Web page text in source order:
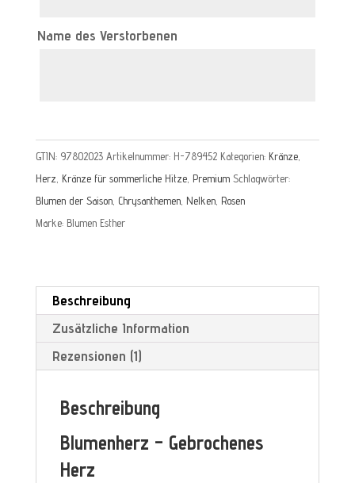
Name des Verstorbenen
GTIN: 97802023 Artikelnummer: H-789452 Kategorien: Kränze,
Herz Kränze für sommerliche Hitze, Premium Schlagwörter:
Blumen der Saison, Chrysanthemen, Nelken, Rosen
Marke: Blumen Esther
Beschreibung
Zusätzliche Information
Rezensionen (1)
Beschreibung
Blumenherz – Gebrochenes
Herz